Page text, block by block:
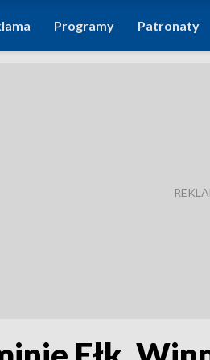
Programy Patronaty